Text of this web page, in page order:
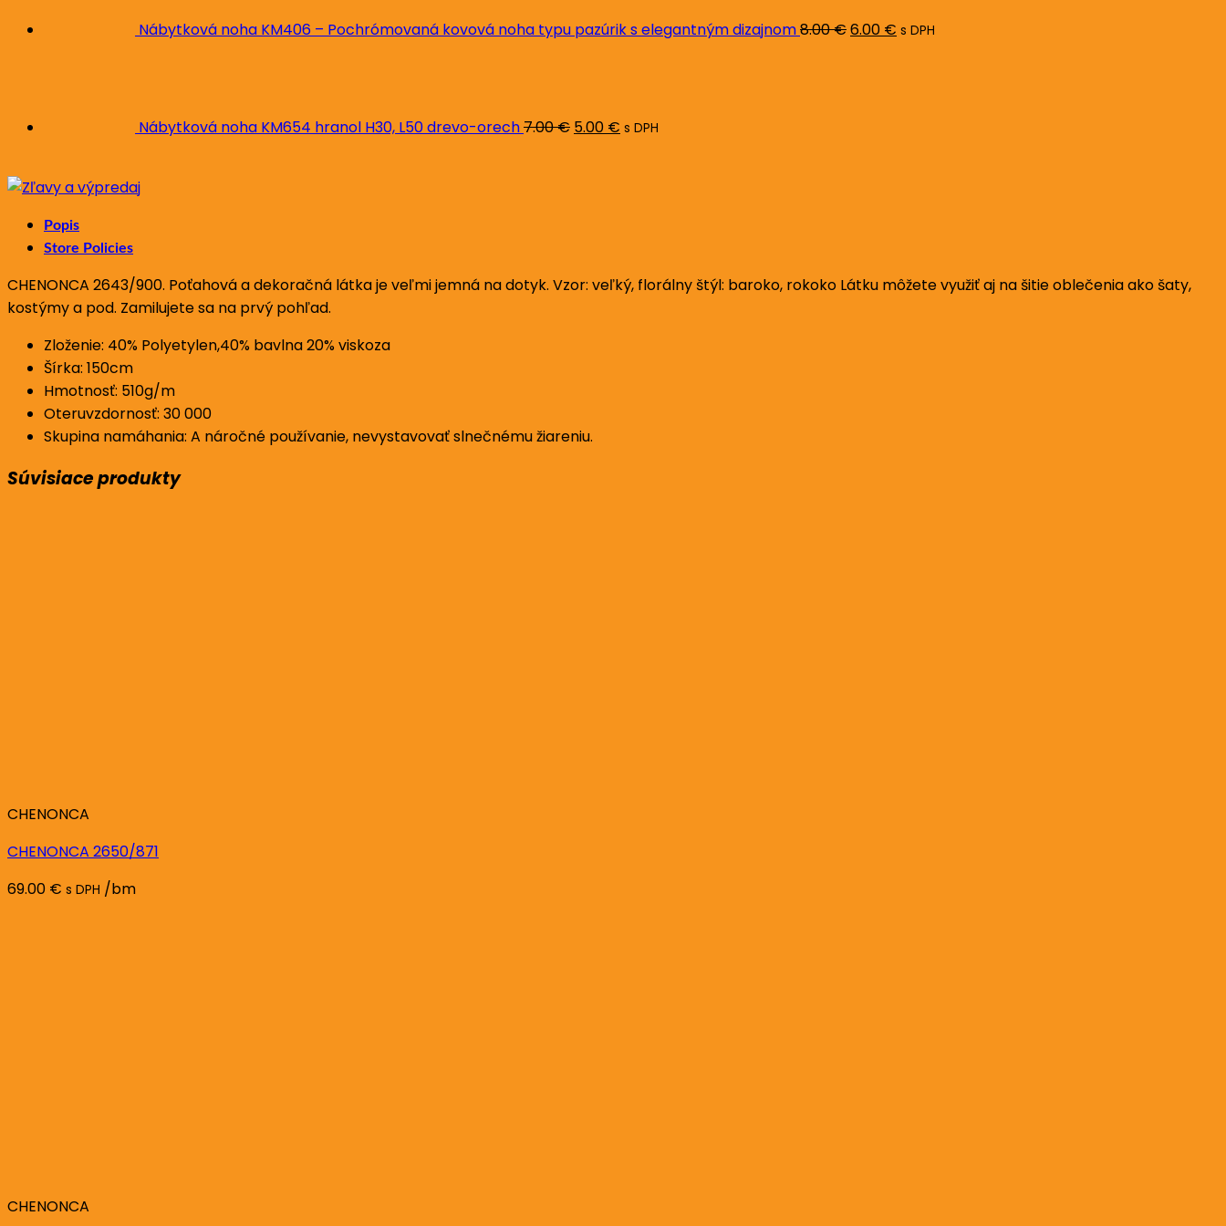
Nábytková noha KM406 – Pochrómovaná kovová noha typu pazúrik s elegantným dizajnom8.00€8.00 €.
6.00 € 6.00 €.
s DPH
Nábytková noha KM654 hranol H30, L50 drevo-orech7.00€ 7.00 €.
5.00 € 5.00 €.
s DPH
Popis
Store Policies
CHENONCA 2643/900. Poťahová a dekoračná látka je veľmi jemná na dotyk. Vzor: veľký, florálny štýl: baroko, rokoko Látku môžete využiť aj na šitie oblečenia ako šaty,
kostýmy a pod. Zamilujete sa na prvý pohľad.
Zloženie: 40% Polyetylen,40% bavlna 20% viskoza
Šírka: 150cm
Hmotnosť: 510g/m
Oteruvzdornosť: 30 000
Skupina namáhania: A náročné používanie, nevystavovať slnečnému žiareniu.
Súvisiace produkty
CHENONCA
CHENONCA 2650/871
69.00 € s DPH /bm
CHENONCA